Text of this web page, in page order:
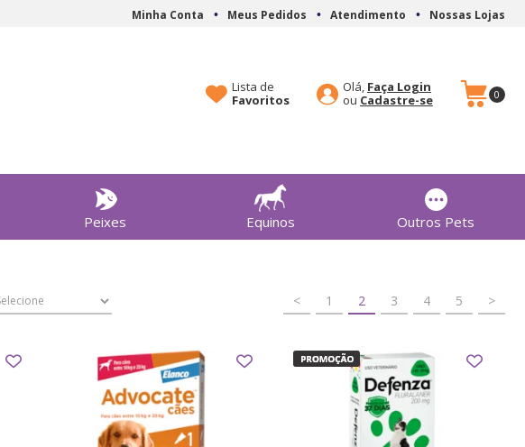
Minha Conta Meus Pedidos Atendimento Nossas Lojas
0
Olá, Faça Login
Cadastre-se
Lista de
Favoritos
Peixes Equinos Outros Pets
< 1 2 3 4 5 >